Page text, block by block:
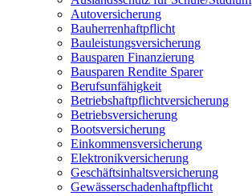
Autoversicherung
Bauherrenhaftpflicht
Bauleistungsversicherung
Bausparen Finanzierung
Bausparen Rendite Sparer
Berufsunfähigkeit
Betriebshaftpflichtversicherung
Betriebsversicherung
Bootsversicherung
Einkommensversicherung
Elektronikversicherung
Geschäftsinhaltsversicherung
Gewässerschadenhaftpflicht